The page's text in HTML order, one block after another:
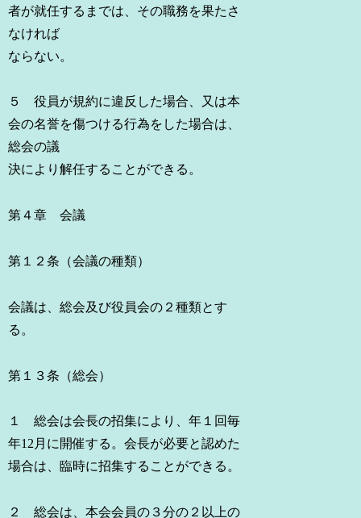
者が就任するまでは、その職務を果たさ
なければ
ならない。
５ 役員が規約に違反した場合、又は本
会の名誉を傷つける行為をした場合は、
総会の議
決により解任することができる。
第４章 会議
第１２条（会議の種類）
会議は、総会及び役員会の２種類とす
る。
第１３条（総会）
１ 総会は会長の招集により、年１回毎
年12月に開催する。会長が必要と認めた
場合は、臨時に招集することができる。
２ 総会は、本会会員の３分の２以上の